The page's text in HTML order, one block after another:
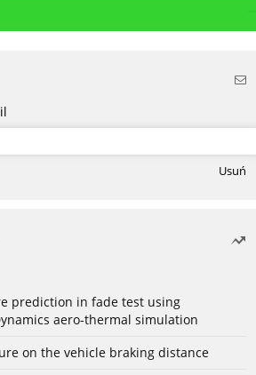
Usuń
prediction in fade test using
aero-thermal simulation
on the vehicle braking distance